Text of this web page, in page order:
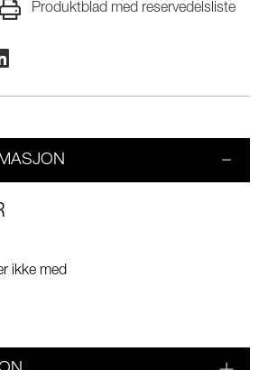
Produktblad med reservedelsliste
ikke med